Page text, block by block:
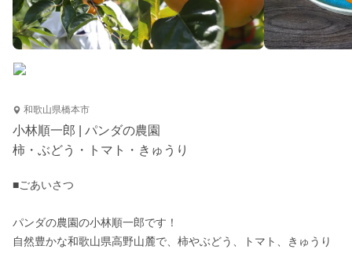
和歌山県橋本市
小林順一郎 | パンダの農園
柿・ぶどう・トマト・きゅうり
■ごあいさつ
パンダの農園の小林順一郎です！
自然豊かな和歌山県高野山麓で、柿やぶどう、トマト、きゅうり